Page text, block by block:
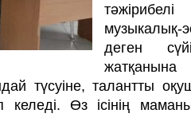
музыкалық-
деген
түсуіне, талантты
ке­леді. Өз ісінің